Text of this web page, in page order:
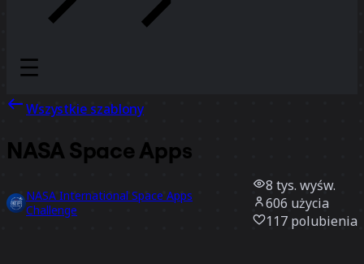
Wszystkie szablony
NASA Space Apps
NASA International Space Apps
Challenge
8 tys. wyśw.
606 użycia
117 polubienia